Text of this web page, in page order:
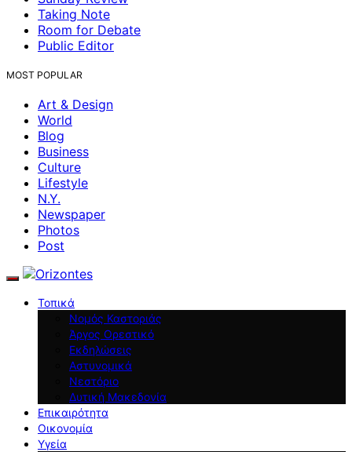
Taking Note
Room for Debate
Public Editor
MOST POPULAR
Art & Design
World
Blog
Business
Culture
Lifestyle
N.Y.
Newspaper
Photos
Post
Τοπικά
Νομός Καστοριάς
Άργος Ορεστικό
Εκδηλώσεις
Αστυνομικά
Νεστόριο
Δυτική Μακεδονία
Επικαιρότητα
Οικονομία
Υγεία